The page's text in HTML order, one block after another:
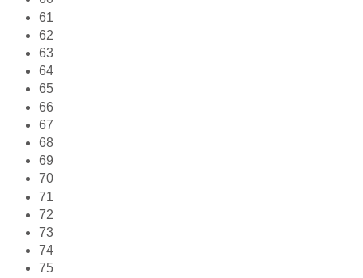
61
62
63
64
65
66
67
68
69
70
71
72
73
74
75